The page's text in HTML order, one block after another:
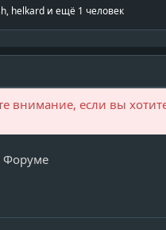
, helkard и ещё 1 человек
внимание, если вы
Форуме